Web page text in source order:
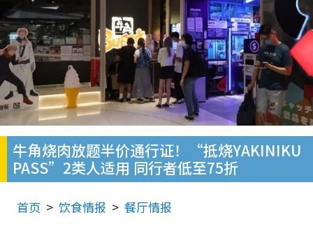
牛角烧肉放题半价通行证！“抵烧YAKINIKU
PASS”2类人适用 同行者低至75折
首页 饮食情报 餐厅情报